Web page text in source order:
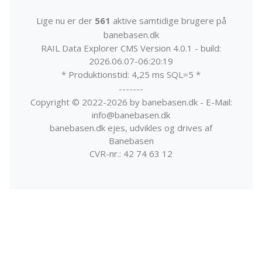
Lige nu er der 561 aktive samtidige brugere på
banebasen.dk
RAIL Data Explorer CMS Version 4.0.1 - build:
2026.06.07-06:20:19
* Produktionstid: 4,25 ms SQL=5 *
-------
Copyright © 2022-2026 by banebasen.dk - E-Mail:
info@banebasen.dk
banebasen.dk ejes, udvikles og drives af
Banebasen
CVR-nr.: 42 74 63 12